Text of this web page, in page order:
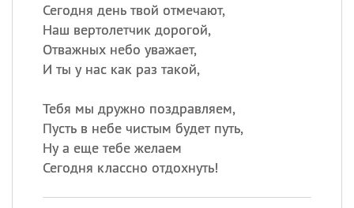
Сегодня день твой отмечают,
Наш вертолетчик дорогой,
Отважных небо уважает,
И ты у нас как раз такой,
Тебя мы дружно поздравляем,
Пусть в небе чистым будет путь,
Ну а еще тебе желаем
Сегодня классно отдохнуть!